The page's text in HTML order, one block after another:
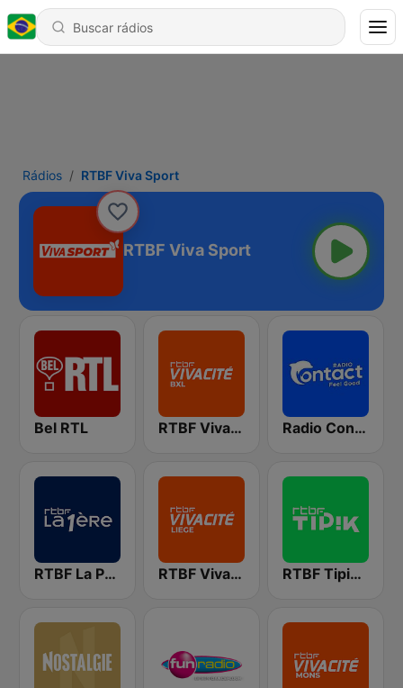
Rádios RTBF Viva Sport
RTBF Viva Sport
Bel RTL RTBF VivaCité Bruxelles Radio Contact
RTBF La Première RTBF VivaCité Liège RTBF Tipik FM